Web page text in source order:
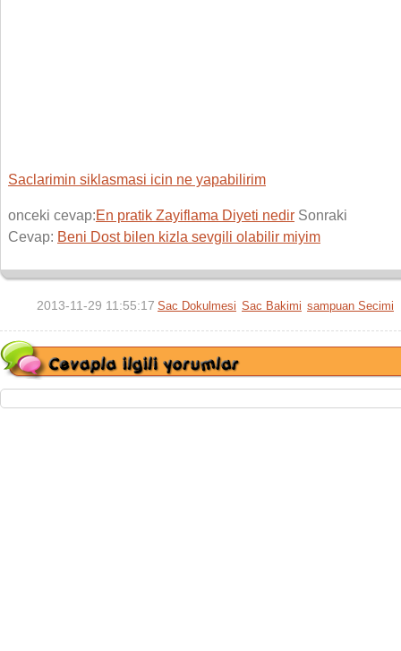
Saclarimin siklasmasi icin ne yapabilirim
onceki cevap:En pratik Zayiflama Diyeti nedir Sonraki
Cevap: Beni Dost bilen kizla sevgili olabilir miyim
2013-11-29 11:55:17 Sac Dokulmesi Sac Bakimi sampuan Secimi